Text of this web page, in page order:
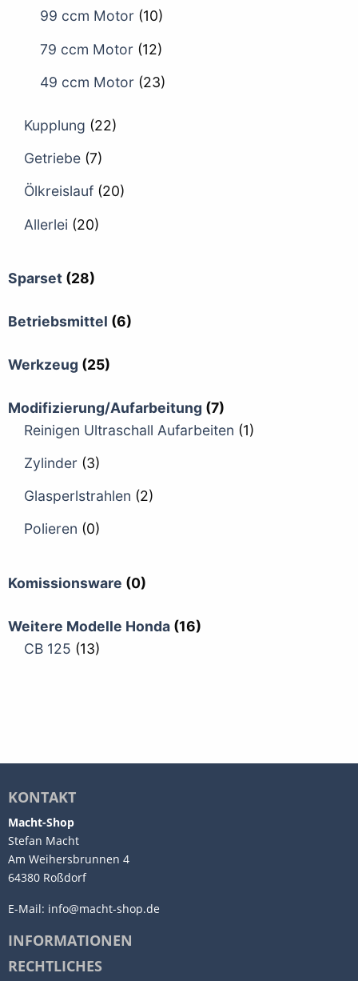
99 ccm Motor (10)
79 ccm Motor (12)
49 ccm Motor (23)
Kupplung (22)
Getriebe (7)
Ölkreislauf (20)
Allerlei (20)
Sparset (28)
Betriebsmittel (6)
Werkzeug (25)
Modifizierung/Aufarbeitung (7)
Reinigen Ultraschall Aufarbeiten (1)
Zylinder (3)
Glasperlstrahlen (2)
Polieren (0)
Komissionsware (0)
Weitere Modelle Honda (16)
CB 125 (13)
KONTAKT
Macht-Shop
Stefan Macht
Am Weihersbrunnen 4
64380 Roßdorf
E-Mail: info@macht-shop.de
INFORMATIONEN
RECHTLICHES